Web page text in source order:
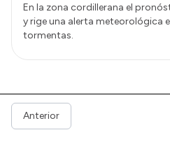
En la zona cordillerana el
y rige una alerta meteorológica
tormentas.
Anterior